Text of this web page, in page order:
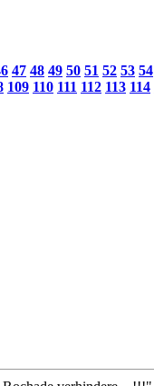
47 48 49 50 51 52 53 54
109 110 111 112 113 114